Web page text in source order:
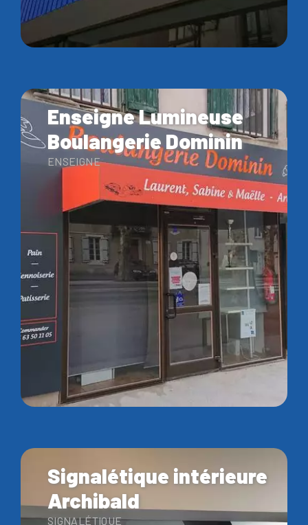
Enseigne Lumineuse
Boulangerie Dominin
ENSEIGNE
Signalétique intérieure
Archibald
SIGNALÉTIQUE